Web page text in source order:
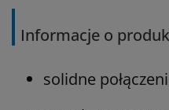
Informacje o
solidne